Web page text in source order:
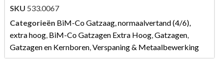
SKU 533.0067
Categorieën BiM-Co Gatzaag, normaalvertand (4/6),
extra hoog, BiM-Co Gatzagen Extra Hoog,Gatzagen,
Gatzagen en Kernboren,Verspaning & Metaalbewerking